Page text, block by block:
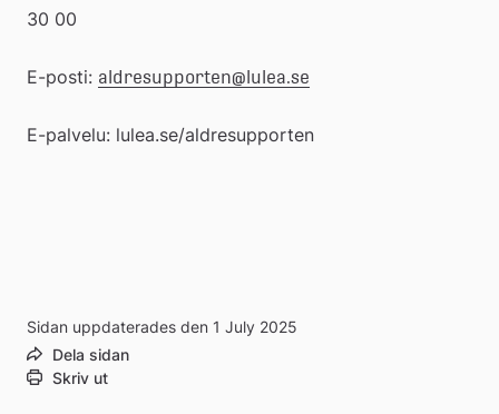
30 00
E-posti: aldresupporten@lulea.se
E-palvelu: lulea.se/aldresupporten
Sidan uppdaterades den 1 July 2025
Dela sidan
Skriv ut